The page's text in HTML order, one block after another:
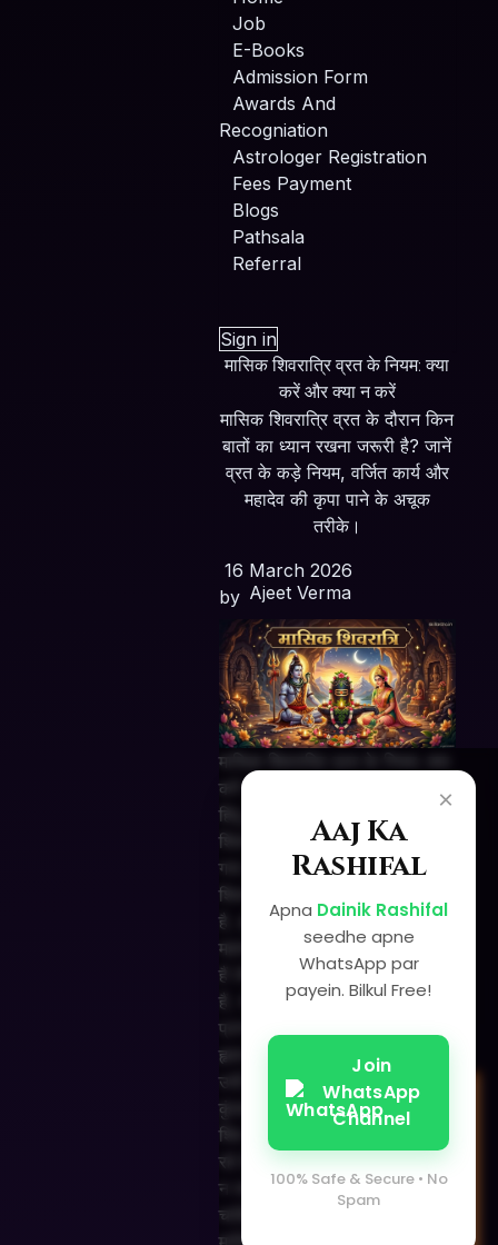
Job
E-Books
Admission Form
Awards And
Recogniation
Astrologer Registration
Fees Payment
Blogs
Pathsala
Referral
Sign in
मासिक शिवरात्रि व्रत के नियम: क्या
करें और क्या न करें
मासिक शिवरात्रि व्रत के दौरान किन
बातों का ध्यान रखना जरूरी है? जानें
व्रत के कड़े नियम, वर्जित कार्य और
महादेव की कृपा पाने के अचूक
तरीके।
16 March 2026
by Ajeet Verma
×
Aaj Ka
Rashifal
Apna Dainik Rashifal
seedhe apne
WhatsApp par
payein. Bilkul Free!
Join
WhatsApp
Channel
100% Safe & Secure • No
Spam
मासिक शिवरात्रि व्रत के नियम: क्या
करें और क्या न करें
हिंदू धर्म में शिव भक्ति के लिए मासिक
शिवरात्रि का दिन अत्यंत पवित्र माना
गया है। शास्त्रों के अनुसार,
शिवरात्रि का व्रत जितना फलदायी
है, इसके नियम उतने ही कड़े और
महत्वपूर्ण हैं। यदि हम भक्ति तो करते
हैं लेकिन नियमों की अनदेखी कर देते
हैं, तो पूजा का पूर्ण आध्यात्मिक लाभ
प्राप्त नहीं हो पाता। महादेव सरल
हृदय के हैं, परंतु अनुशासन और शुद्धता
उन्हें अत्यंत प्रिय है। यदि आप अपनी
कुंडली के ग्रहों को शांत करने और
शिव कृपा पाने के लिए यह व्रत कर
रहे हैं, तो आपको 'क्या करें' और 'क्या
न करें' के बीच का अंतर स्पष्ट होना
चाहिए। आइए विस्तार से जानते हैं